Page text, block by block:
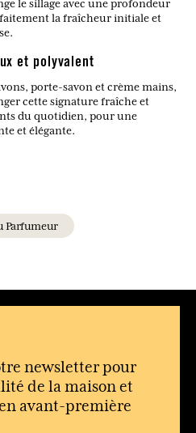
le sillage avec une profondeur
la fraîcheur initiale et
et polyvalent
porte-savon et crème mains,
cette signature fraîche et
du quotidien, pour une
et élégante.
?
et fraîche, dominée par des
de cette fragrance ?
Bel Oranger ?
et fleur d’oranger apporte
Parfumeur
newsletter pour
de la maison et
avant-première